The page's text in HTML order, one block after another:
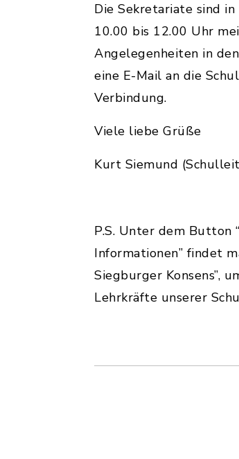
Die Sekretariate sind
10.00 bis 12.00 Uhr
Angelegenheiten in
eine E-Mail an die
Verbindung.
Viele liebe Grüße
Kurt Siemund
P.S. Unter dem Button
Informationen” findet
Siegburger Konsens”,
Lehrkräfte unserer